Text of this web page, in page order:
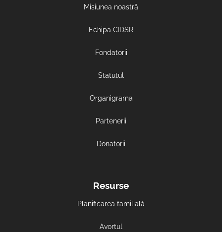
Misiunea noastră
Echipa CIDSR
Fondatorii
Statutul
Organigrama
Partenerii
Donatorii
Resurse
Planificarea familială
Avortul